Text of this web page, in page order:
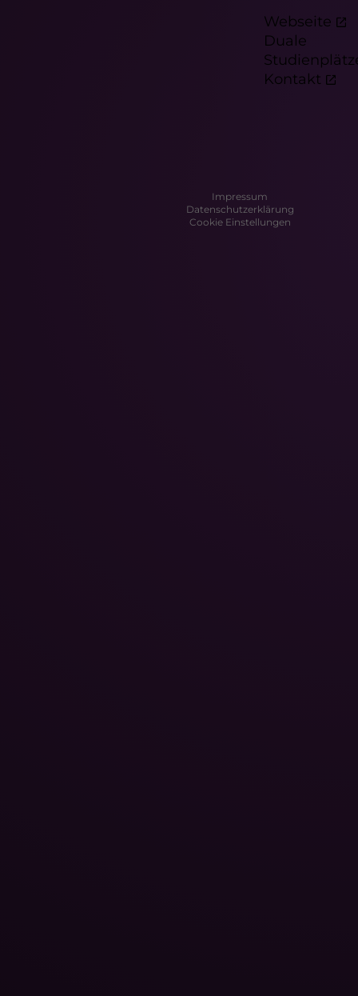
Webseite
Duale
Kontakt
Impressum
Datenschutzerklärung
Cookie Einstellungen